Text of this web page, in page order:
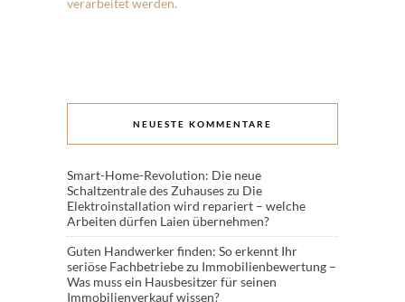
verarbeitet werden.
NEUESTE KOMMENTARE
Smart-Home-Revolution: Die neue
Schaltzentrale des Zuhauseszu Die
Elektroinstallation wird repariert – welche
Arbeiten dürfen Laien übernehmen?
Guten Handwerker finden: So erkennt Ihr
seriöse Fachbetriebezu Immobilienbewertung –
Was muss ein Hausbesitzer für seinen
Immobilienverkauf wissen?